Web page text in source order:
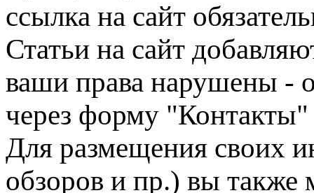
ссылка на сайт
Статьи на сайт
ваши права нарушены -
через форму "Контакты"
Для размещения своих
обзоров и пр.) вы также